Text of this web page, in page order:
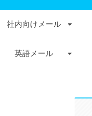
社内向けメール
英語メール